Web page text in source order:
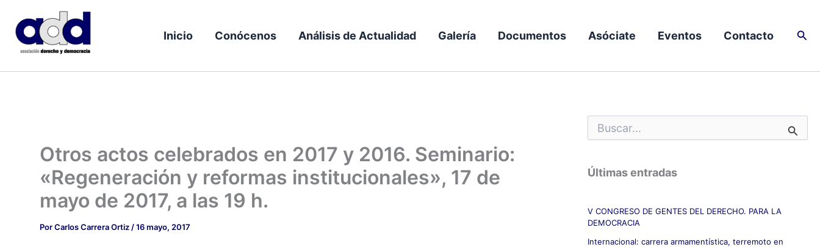
contenido
Inicio Conócenos Análisis de Actualidad Galería Documentos Asóciate Eventos Contacto
Otros actos celebrados en 2017 y 2016. Seminario:
«Regeneración y reformas institucionales», 17 de
mayo de 2017, a las 19 h.
PorCarlos Carrera Ortiz /16 mayo, 2017
u
c
a
o
r
:
Últimas entradas
V CONGRESO DE GENTES DEL DERECHO. PARA LA
DEMOCRACIA
Internacional: carrera armamentística, terremoto en